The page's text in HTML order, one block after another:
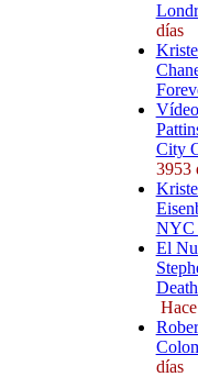
días
City
3953
NYC
El
días